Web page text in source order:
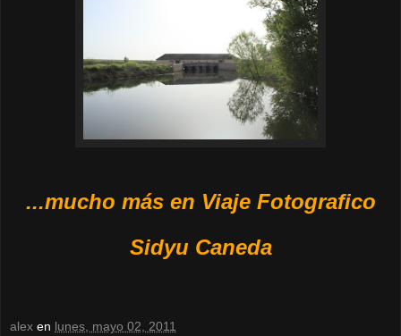
...mucho más en Viaje Fotografico
Sidyu Caneda
alex en lunes, mayo 02, 2011